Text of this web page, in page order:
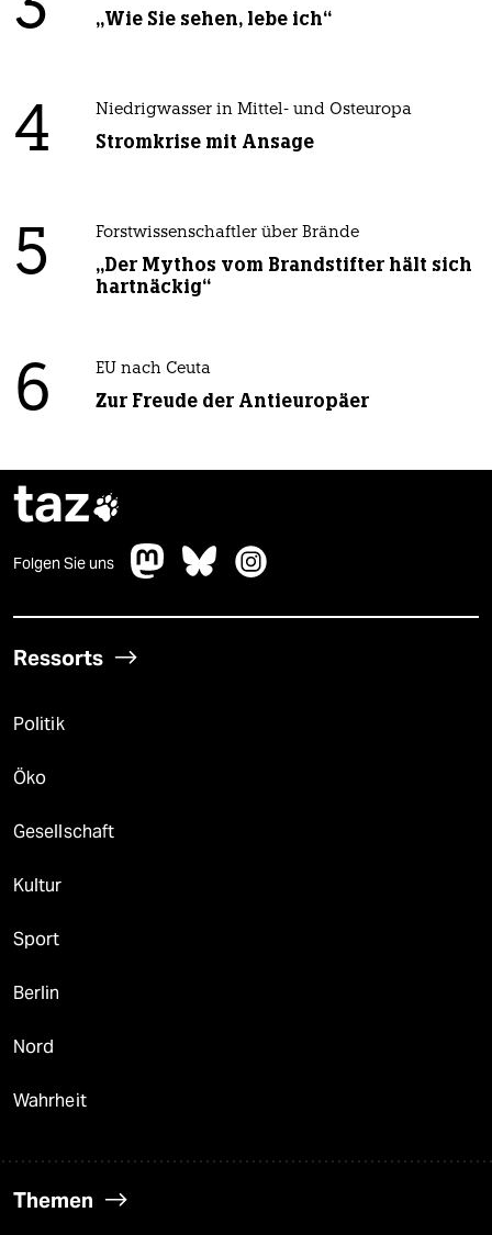
„Wie Sie sehen, lebe ich“
4 Niedrigwasser in Mittel- und Osteuropa
Stromkrise mit Ansage
5 Forstwissenschaftler über Brände
„Der Mythos vom Brandstifter hält sich
hartnäckig“
6 EU nach Ceuta
Zur Freude der Antieuropäer
taz
Folgen Sie uns
Ressorts
Politik
Öko
Gesellschaft
Kultur
Sport
Berlin
Nord
Wahrheit
Themen